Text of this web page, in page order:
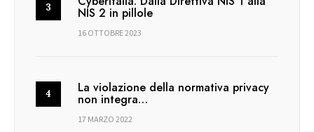
NIS 2 in pillole
16 OTTOBRE 2023
La violazione della normativa privacy
non integra…
17 MARZO 2022